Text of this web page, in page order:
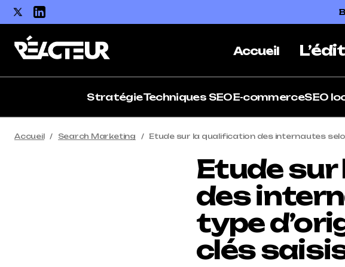
Accueil
StratégieTechniques SEOE-commerceSEO
Accueil Search Marketing Etude sur la qualification des internautes
Etude
des
type
clés